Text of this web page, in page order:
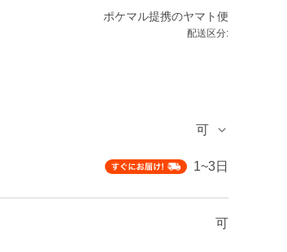
ポケマル提携のヤマト便
配送区分:
可
1~3日
可